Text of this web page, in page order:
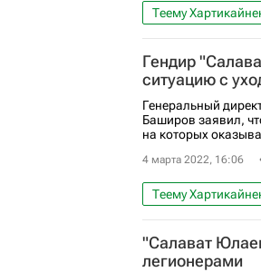
Теему
Алекс Так
Гендир
ситуацию с
Генеральный
Баширов заявил,
на которых
4 марта 2022, 16:06
Теему
Юха Метсола
"Салават
легионерами